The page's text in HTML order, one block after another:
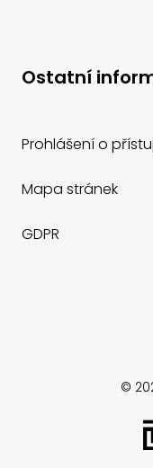
Ostatní
Prohlášení o
Mapa stránek
GDPR
©